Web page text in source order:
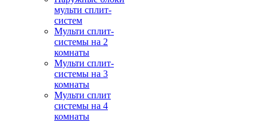
мульти сплит-
систем
Мульти сплит-
системы на 2
комнаты
Мульти сплит-
системы на 3
комнаты
Мульти сплит
системы на 4
комнаты